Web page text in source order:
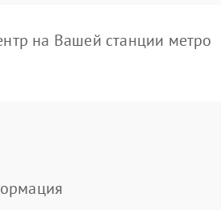
на Вашей станции метро